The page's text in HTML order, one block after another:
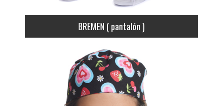
BREMEN ( pantalón )